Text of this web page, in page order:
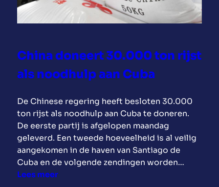
d
o
a
i
e
i
n
t
i
j
e
o
m
m
s
s
i
e
g
e
n
e
b
l
o
k
k
China doneert 30.000 ton rijst
als noodhulp aan Cuba
De Chinese regering heeft besloten 30.000
ton rijst als noodhulp aan Cuba te doneren.
De eerste partij is afgelopen maandag
geleverd. Een tweede hoeveelheid is al veilig
aangekomen in de haven van Santiago de
Cuba en de volgende zendingen worden…
Lees meer: